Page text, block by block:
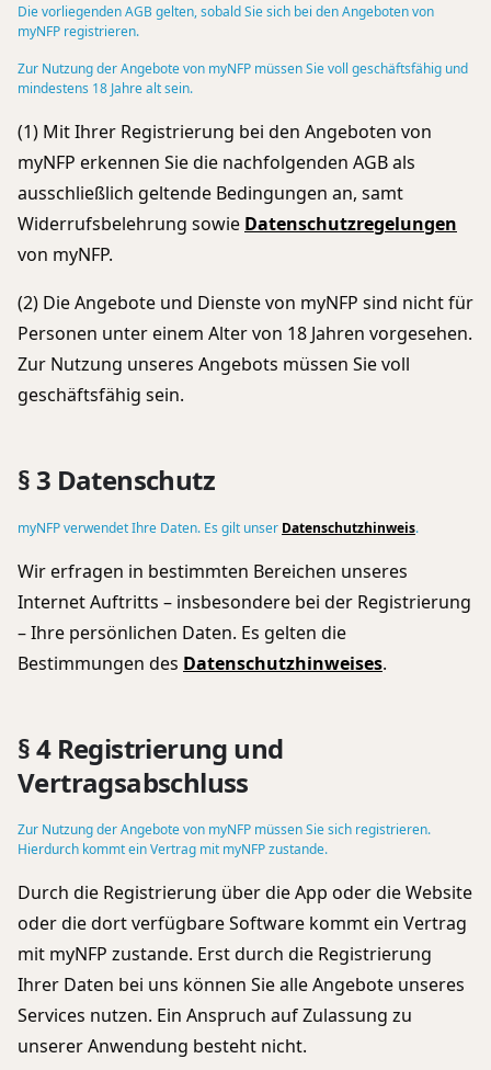
Die vorliegenden AGB gelten, sobald Sie sich bei den Angeboten von
myNFP registrieren.
Zur Nutzung der Angebote von myNFP müssen Sie voll geschäftsfähig und
mindestens 18 Jahre alt sein.
(1) Mit Ihrer Registrierung bei den Angeboten von
myNFP erkennen Sie die nachfolgenden AGB als
ausschließlich geltende Bedingungen an, samt
Widerrufsbelehrung sowie Datenschutzregelungen
von myNFP.
(2) Die Angebote und Dienste von myNFP sind nicht für
Personen unter einem Alter von 18 Jahren vorgesehen.
Zur Nutzung unseres Angebots müssen Sie voll
geschäftsfähig sein.
§ 3 Datenschutz
myNFP verwendet Ihre Daten. Es gilt unser Datenschutzhinweis.
Wir erfragen in bestimmten Bereichen unseres
Internet Auftritts – insbesondere bei der Registrierung
– Ihre persönlichen Daten. Es gelten die
Bestimmungen des Datenschutzhinweises.
§ 4 Registrierung und
Vertragsabschluss
Zur Nutzung der Angebote von myNFP müssen Sie sich registrieren.
Hierdurch kommt ein Vertrag mit myNFP zustande.
Durch die Registrierung über die App oder die Website
oder die dort verfügbare Software kommt ein Vertrag
mit myNFP zustande. Erst durch die Registrierung
Ihrer Daten bei uns können Sie alle Angebote unseres
Services nutzen. Ein Anspruch auf Zulassung zu
unserer Anwendung besteht nicht.